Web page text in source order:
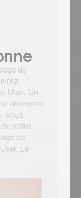
de
User. Un
anonyme
Vous
votre
de
Le